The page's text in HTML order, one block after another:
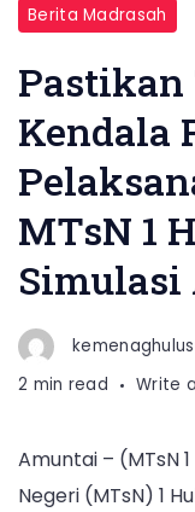
Berita Madrasah
Kendala
MTsN 1
Simulasi
2 min read
Write
Amuntai – (MTsN
Negeri (MTsN) 1